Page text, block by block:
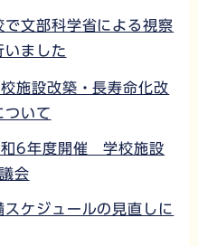
で文部科学省による視察
いました
施設改築・長寿命化改
ついて
6年度開催 学校施設
会
ケジュールの見直しに